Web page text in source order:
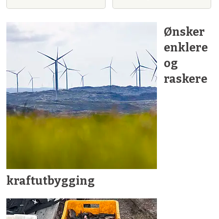
Ønsker
enklere
og
raskere
kraftutbygging